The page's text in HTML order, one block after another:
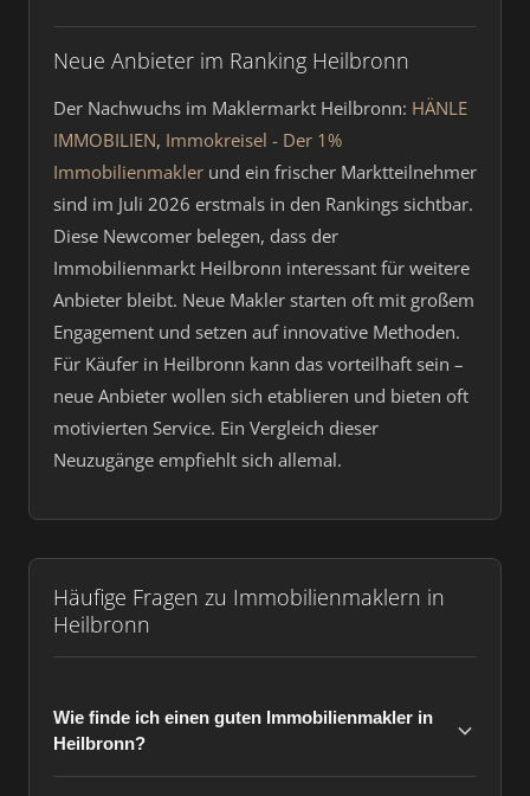
Neue Anbieter im Ranking Heilbronn
Der Nachwuchs im Maklermarkt Heilbronn: HÄNLE
IMMOBILIEN, Immokreisel - Der 1%
Immobilienmakler und ein frischer Marktteilnehmer
sind im Juli 2026 erstmals in den Rankings sichtbar.
Diese Newcomer belegen, dass der
Immobilienmarkt Heilbronn interessant für weitere
Anbieter bleibt. Neue Makler starten oft mit großem
Engagement und setzen auf innovative Methoden.
Für Käufer in Heilbronn kann das vorteilhaft sein –
neue Anbieter wollen sich etablieren und bieten oft
motivierten Service. Ein Vergleich dieser
Neuzugänge empfiehlt sich allemal.
Häufige Fragen zu Immobilienmaklern in
Heilbronn
Wie finde ich einen guten Immobilienmakler in
Heilbronn?